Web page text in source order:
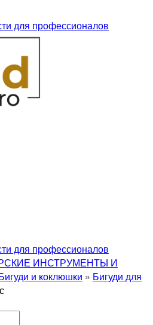
для профессионалов
для профессионалов
ИНСТРУМЕНТЫ И
и коклюшки » Бигуди для